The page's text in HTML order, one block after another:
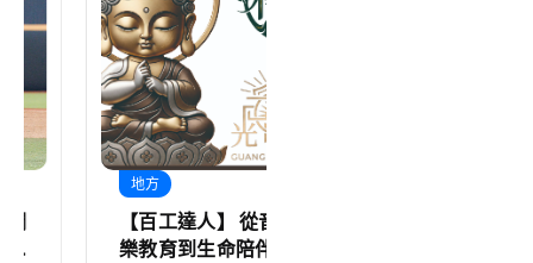
【百工達人】 從音
樂教育到生命陪伴